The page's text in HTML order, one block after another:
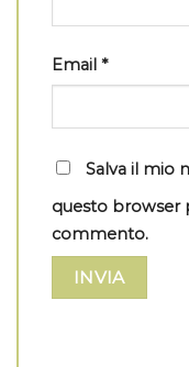
Email *
Salva il mio
questo browser
commento.